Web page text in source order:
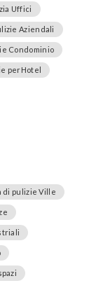
Uffici
Aziendali
Condominio
perHotel
di pulizie Ville